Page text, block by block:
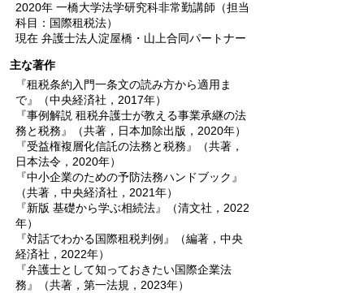
2020年 一橋大学法学研究科非常勤講師（担当
科目：国際租税法）
現在 弁護士法人淀屋橋・山上合同パートナー
主な著作
『租税条約入門一条文の読み方から適用ま
で』（中央経済社，2017年）
『事例解説 租税弁護士が教える事業承継の法
務と税務』（共著，日本加除出版，2020年）
『受益権複層化信託の法務と税務』（共著，
日本法令，2020年）
『中小企業のための予防法務ハンドブック』
（共著，中央経済社，2021年）
『新版 基礎から学ぶ相続法』（清文社，2022
年）
『対話でわかる国際租税判例』（編著，中央
経済社，2022年）
『弁護士として知っておきたい国際企業法
務』（共著，第一法規，2023年）